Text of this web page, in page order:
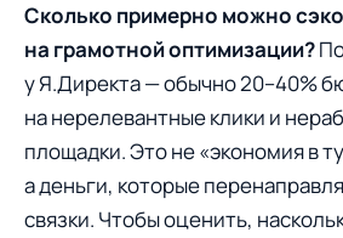
Сколько примерно можно
на грамотной оптимизации?
у Я.Директа — обычно 20–40%
на нерелевантные клики и
площадки. Это не «экономия в
а деньги, которые
связки. Чтобы оценить,